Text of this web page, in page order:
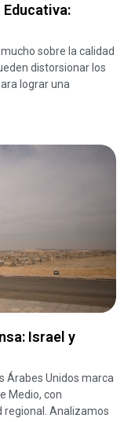
Educativa:
sobre la calidad
distorsionar los
lograr una
Israel y
Árabes Unidos marca
Medio, con
regional. Analizamos